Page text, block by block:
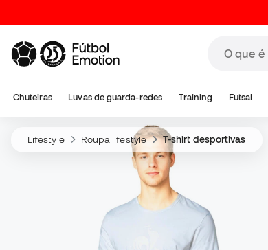
Chuteiras Luvas de guarda-redes Training Futsal
Lifestyle Roupa lifestyle T-shirt desportivas